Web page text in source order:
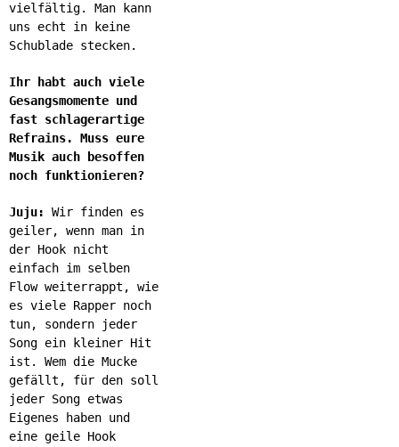
vielfältig. Man kann
uns echt in keine
Schublade stecken.
Ihr habt auch viele
Gesangsmomente und
fast schlagerartige
Refrains. Muss eure
Musik auch besoffen
noch funktionieren?
Juju:
Wir finden es
geiler, wenn man in
der Hook nicht
einfach im selben
Flow weiterrappt, wie
es viele Rapper noch
tun, sondern jeder
Song ein kleiner Hit
ist. Wem die Mucke
gefällt, für den soll
jeder Song etwas
Eigenes haben und
eine geile Hook